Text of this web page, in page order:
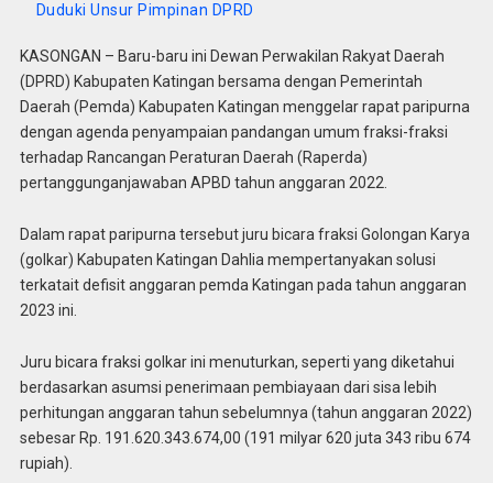
Duduki Unsur Pimpinan DPRD
KASONGAN – Baru-baru ini Dewan Perwakilan Rakyat Daerah
(DPRD) Kabupaten Katingan bersama dengan Pemerintah
Daerah (Pemda) Kabupaten Katingan menggelar rapat paripurna
dengan agenda penyampaian pandangan umum fraksi-fraksi
terhadap Rancangan Peraturan Daerah (Raperda)
pertanggunganjawaban APBD tahun anggaran 2022.
Dalam rapat paripurna tersebut juru bicara fraksi Golongan Karya
(golkar) Kabupaten Katingan Dahlia mempertanyakan solusi
terkatait defisit anggaran pemda Katingan pada tahun anggaran
2023 ini.
Juru bicara fraksi golkar ini menuturkan, seperti yang diketahui
berdasarkan asumsi penerimaan pembiayaan dari sisa lebih
perhitungan anggaran tahun sebelumnya (tahun anggaran 2022)
sebesar Rp. 191.620.343.674,00 (191 milyar 620 juta 343 ribu 674
rupiah).